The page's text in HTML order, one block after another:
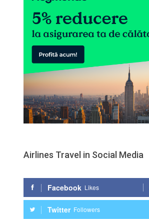
Airlines Travel in Social Media
Facebook Likes
Twitter Followers